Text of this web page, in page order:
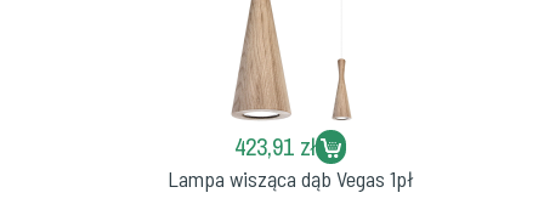
423,91 zł
Lampa wisząca dąb Vegas 1pł